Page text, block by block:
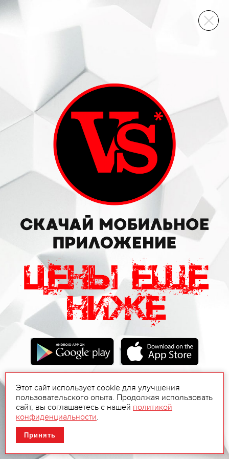
ВИННЫЙ СКЛАД
Этот сайт использует cookie для улучшения
пользовательского опыта. Продолжая использовать
сайт, вы соглашаетесь с нашей политикой
конфиденциальности.
Принять